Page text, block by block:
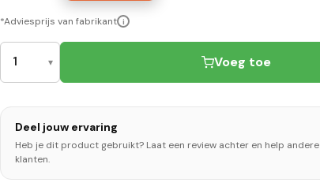
*Adviesprijs van fabrikant i
Voeg toe
Deel jouw ervaring
Heb je dit product gebruikt? Laat een review achter en help andere
klanten.